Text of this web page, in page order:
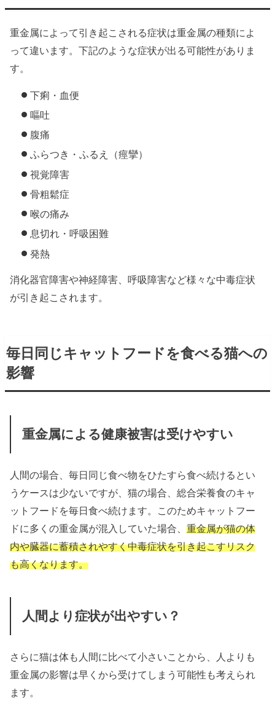
重金属によって引き起こされる症状は重金属の種類によ
って違います。下記のような症状が出る可能性がありま
す。
下痢・血便
嘔吐
腹痛
ふらつき・ふるえ（痙攣）
視覚障害
骨粗鬆症
喉の痛み
息切れ・呼吸困難
発熱
消化器官障害や神経障害、呼吸障害など様々な中毒症状
が引き起こされます。
毎日同じキャットフードを食べる猫への
影響
重金属による健康被害は受けやすい
人間の場合、毎日同じ食べ物をひたすら食べ続けるとい
うケースは少ないですが、猫の場合、総合栄養食のキャ
ットフードを毎日食べ続けます。このためキャットフー
ドに多くの重金属が混入していた場合、重金属が猫の体
内や臓器に蓄積されやすく中毒症状を引き起こすリスク
も高くなります。
人間より症状が出やすい？
さらに猫は体も人間に比べて小さいことから、人よりも
重金属の影響は早くから受けてしまう可能性も考えられ
ます。